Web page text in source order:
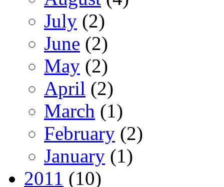
July (2)
June (2)
May (2)
April (2)
March (1)
February (2)
January (1)
2011 (10)